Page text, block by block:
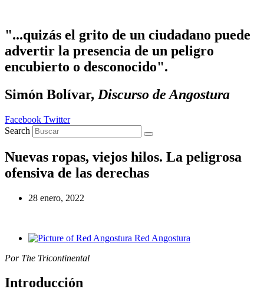
"...quizás el grito de un ciudadano puede
advertir la presencia de un peligro
encubierto o desconocido".
Simón Bolívar, Discurso de Angostura
Facebook Twitter
Search
Nuevas ropas, viejos hilos. La peligrosa
ofensiva de las derechas
28 enero, 2022
Red Angostura
Por The Tricontinental
Introducción